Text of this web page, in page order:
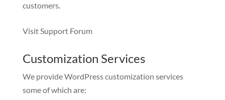
customers.
Visit Support Forum
Customization Services
We provide WordPress customization services
some of which are: